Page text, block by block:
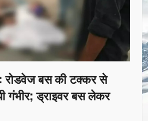
रोडवेज बस की टक्कर से
गंभीर; ड्राइवर बस लेकर